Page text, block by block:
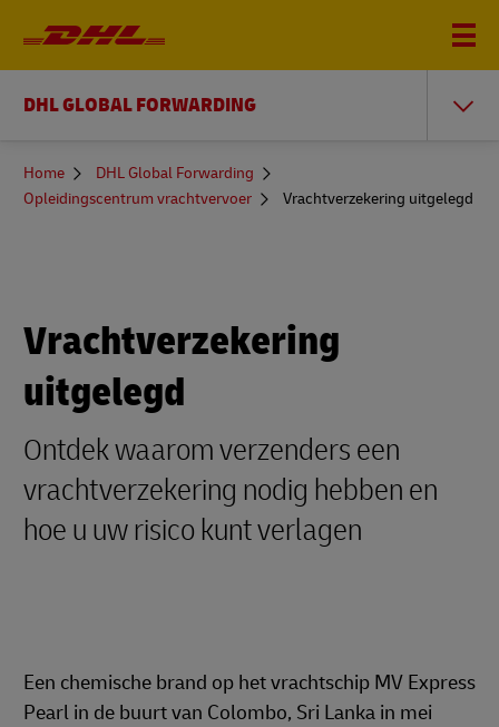
DHL GLOBAL FORWARDING
You
here
Home
DHL Global Forwarding
Opleidingscentrum vrachtvervoer
Vrachtverzekering uitgelegd
Vrachtverzekering
uitgelegd
Ontdek waarom verzenders een
vrachtverzekering nodig hebben en
hoe u uw risico kunt verlagen
Een chemische brand op het vrachtschip MV Express
Pearl in de buurt van Colombo, Sri Lanka in mei